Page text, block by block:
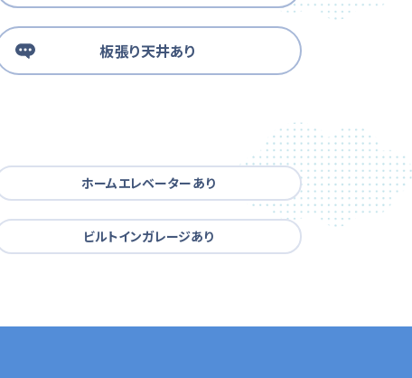
板張り天井あり
ホームエレベーターあり
ビルトインガレージあり